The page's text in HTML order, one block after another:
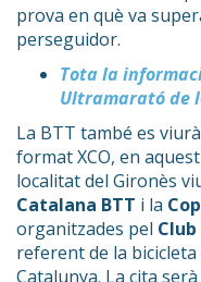
prova en què va
perseguidor.
Tota la
Ultramarató de
La BTT també es
format XCO, en
localitat del Gironès
Catalana BTT i la
organitzades pel
referent de la
Catalunya. La cita